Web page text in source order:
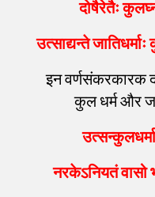
दोषैरेतैः
उत्साद्यन्तेजातिधर्माः
इन वर्णसंकरकारक
कुल धर्म और
नरकेऽनियतंवासो